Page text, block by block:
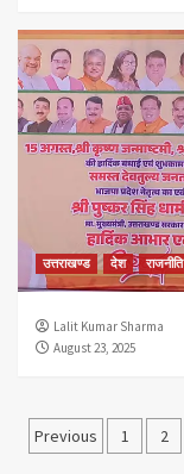
उत्तराखण्ड देश राजनीति
Lalit Kumar Sharma
August 23, 2025
Posts
Previous 1 2